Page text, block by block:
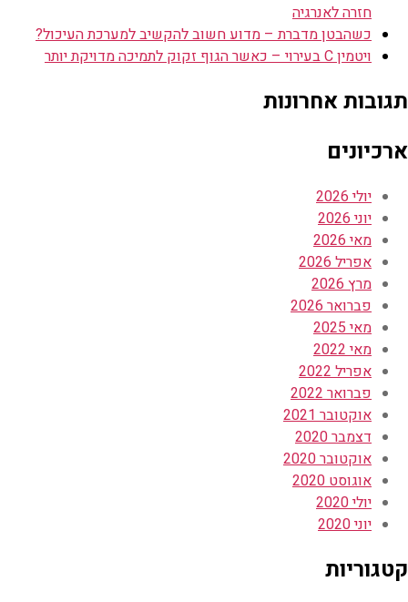
חזרה לאנרגיה
כשהבטן מדברת – מדוע חשוב להקשיב למערכת העיכול?
ויטמין C בעירוי – כאשר הגוף זקוק לתמיכה מדויקת יותר
תגובות אחרונות
ארכיונים
יולי 2026
יוני 2026
מאי 2026
אפריל 2026
מרץ 2026
פברואר 2026
מאי 2025
מאי 2022
אפריל 2022
פברואר 2022
אוקטובר 2021
דצמבר 2020
אוקטובר 2020
אוגוסט 2020
יולי 2020
יוני 2020
קטגוריות